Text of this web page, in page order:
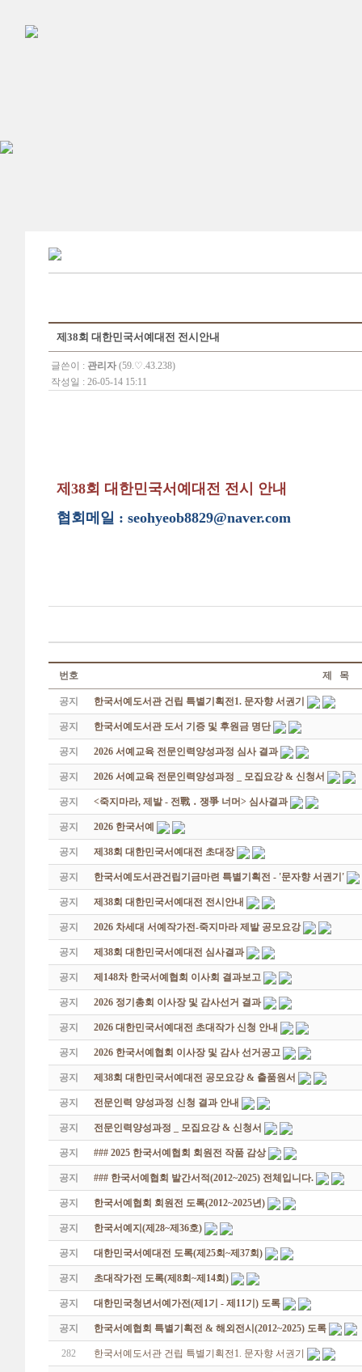
제38회 대한민국서예대전 전시안내
글쓴이 : 관리자 (59.♡.43.238)
작성일 : 26-05-14 15:11
제38회 대한민국서예대전 전시 안내
협회메일 : seohyeob8829@naver.com
번호 제 목
공지 한국서예도서관 건립 특별기획전1. 문자향 서권기
공지 한국서예도서관 도서 기증 및 후원금 명단
공지 2026 서예교육 전문인력양성과정 심사 결과
공지 2026 서예교육 전문인력양성과정 _ 모집요강 & 신청서
공지 <죽지마라, 제발 - 전戰 ․ 쟁爭 너머> 심사결과
공지 2026 한국서예
공지 제38회 대한민국서예대전 초대장
공지 한국서예도서관건립기금마련 특별기획전 - '문자향 서권기'
공지 제38회 대한민국서예대전 전시안내
공지 2026 차세대 서예작가전-죽지마라 제발 공모요강
공지 제38회 대한민국서예대전 심사결과
공지 제148차 한국서예협회 이사회 결과보고
공지 2026 정기총회 이사장 및 감사선거 결과
공지 2026 대한민국서예대전 초대작가 신청 안내
공지 2026 한국서예협회 이사장 및 감사 선거공고
공지 제38회 대한민국서예대전 공모요강 & 출품원서
공지 전문인력 양성과정 신청 결과 안내
공지 전문인력양성과정 _ 모집요강 & 신청서
공지 ### 2025 한국서예협회 회원전 작품 감상
공지 ### 한국서예협회 발간서적(2012~2025) 전체입니다.
공지 한국서예협회 회원전 도록(2012~2025년)
공지 한국서예지(제28~제36호)
공지 대한민국서예대전 도록(제25회~제37회)
공지 초대작가전 도록(제8회~제14회)
공지 대한민국청년서예가전(제1기 - 제11기) 도록
공지 한국서예협회 특별기획전 & 해외전시(2012~2025) 도록
282 한국서예도서관 건립 특별기획전1. 문자향 서권기